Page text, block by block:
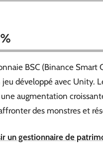
BSC (Binance Smart
développé avec Unity.
augmentation
des monstres et
un gestionnaire de